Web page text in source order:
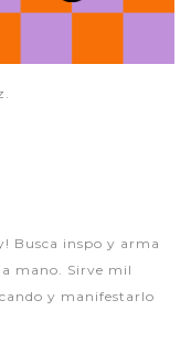
Busca inspo y arma
mano. Sirve mil
y manifestarlo